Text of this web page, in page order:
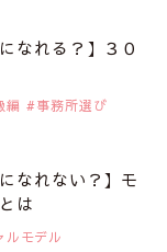
なれる？】３０
編
事務所選び
なれない？】モ
は
ルモデル